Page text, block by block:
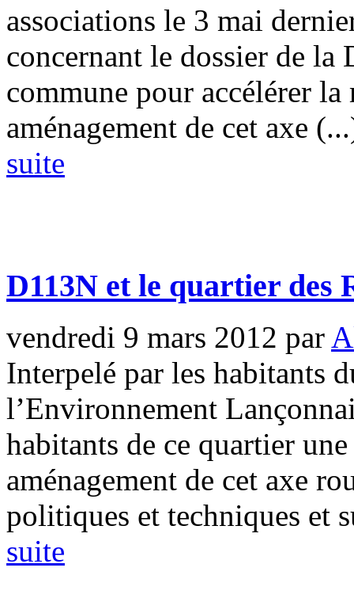
associations le 3 mai
concernant le dossier de la
commune pour accélérer
aménagement de cet axe
suite
D113N et le quartier des
vendredi 9 mars 2012 par
Interpelé par les habitants
l’Environnement
habitants de ce quartier
aménagement de cet axe
politiques et techniques et
suite